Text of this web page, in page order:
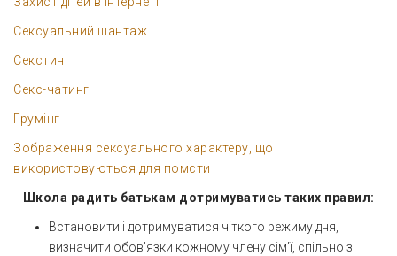
Сексуальний шантаж
Секстинг
Секс-чатинг
Грумінг
Зображення сексуального характеру, що
використовуються для помсти
Школа радить батькам дотримуватись таких правил:
Встановити і дотримуватися чіткого режиму дня,
визначити обов’язки кожному члену сім’ї, спільно з